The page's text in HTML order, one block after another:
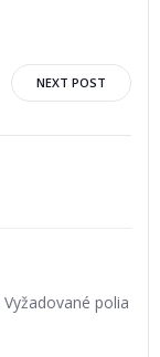
NEXT POST
Vyžadované polia